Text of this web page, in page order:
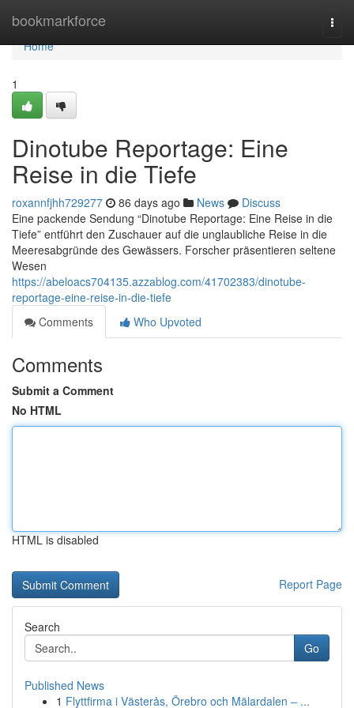
bookmarkforce
Home
Home
1
Dinotube Reportage: Eine
Reise in die Tiefe
roxannfjhh729277 86 days ago News
Discuss
Eine packende Sendung “Dinotube Reportage: Eine Reise in die
Tiefe” entführt den Zuschauer auf die unglaubliche Reise in die
Meeresabgründe des Gewässers. Forscher präsentieren seltene
Wesen
https://abeloacs704135.azzablog.com/41702383/dinotube-
reportage-eine-reise-in-die-tiefe
Comments
Who Upvoted
Comments
Submit a Comment
No HTML
HTML is disabled
Report Page
Search
Go
Published News
1 Flyttfirma i Västerås, Örebro och Mälardalen – ...